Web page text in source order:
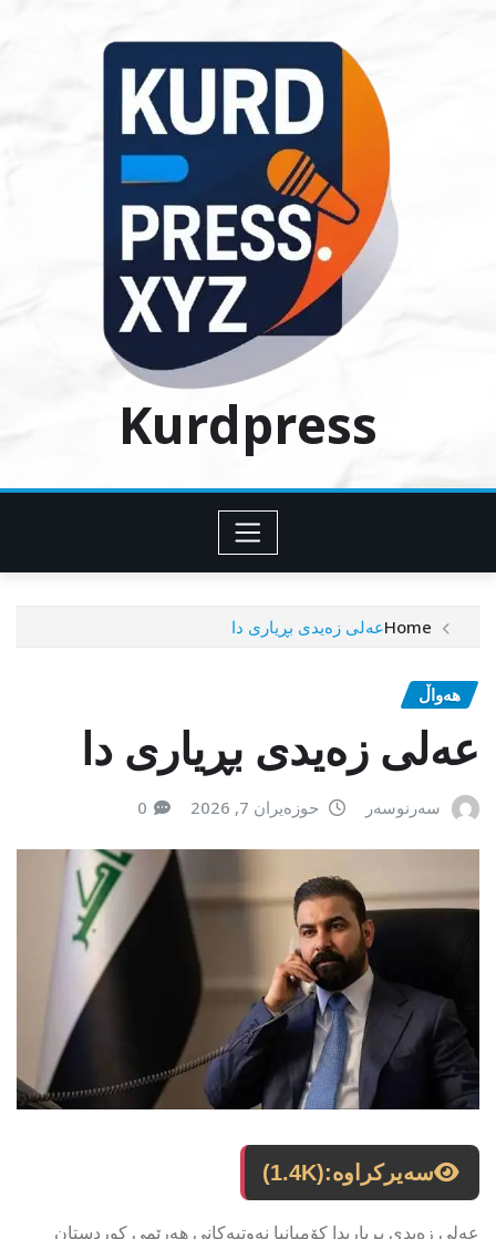
Kurdpress
Homeعەلی زەیدی بڕیاری دا
هەواڵ
عەلی زەیدی بڕیاری دا
سەرنوسەر حوزەیران 7, 2026 0
سەیرکراوە:(1.4K)
عەلی زەیدی بڕیاریدا كۆمپانیا نەوتیەكانی هەرێمی کوردستان